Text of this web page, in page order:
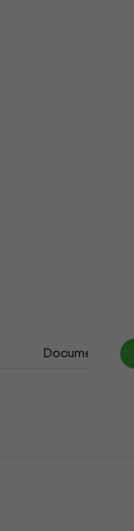
Documents